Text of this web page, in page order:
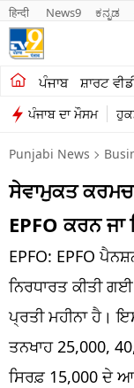
हिन्दी News9 ಕನ್ನಡ
ਪੰਜਾਬ ਸ਼ਾਰਟ
ਪੰਜਾਬ ਦਾ ਮੌਸਮ
ਖੇਤੀਬਾੜੀ
ਸ਼ਾਰਟ ਵੀਡੀਓਜ਼
ਕਾਰੋਬਾਰ
ਕਰਿਅਰ
ਦੇਸ਼
ਲਾਈਫ ਸਟਾਈਲ
ਪੰਜਾਬ
Punjabi News
ਸੇਵਾਮੁਕਤ
EPFO ਕਰਨ ਜਾ
EPFO: EPFO
ਨਿਰਧਾਰਤ ਕੀਤੀ
ਪ੍ਰਤੀ ਮਹੀਨਾ ਹੈ।
ਤਨਖਾਹ 25,000,
ਸਿਰਫ਼ 15,000 ਦੇ